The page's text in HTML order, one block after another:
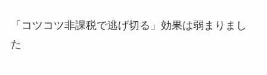
「コツコツ非課税で逃げ切る」効果は弱まりまし
た